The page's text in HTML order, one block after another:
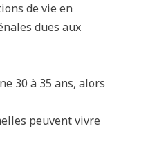
de vie en
dues aux
30 à 35 ans, alors
peuvent vivre